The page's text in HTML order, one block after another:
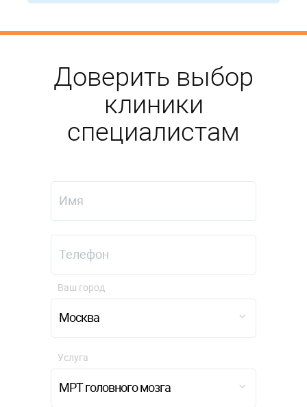
Доверить выбор
клиники
специалистам
Москва
Ваш город
МРТ головного мозга
Услуга